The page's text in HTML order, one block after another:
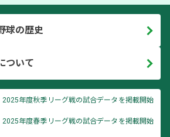
球の歴史
ついて
2025年度秋季リーグ戦の試合データを掲載開始
2025年度春季リーグ戦の試合データを掲載開始